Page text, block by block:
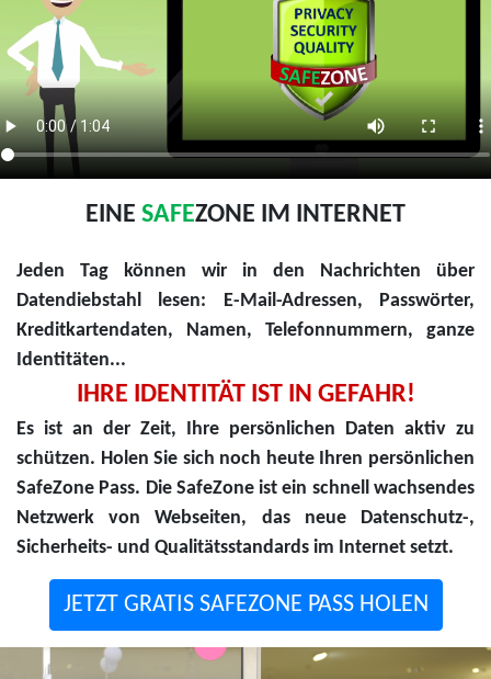
EINE SAFEZONE IM INTERNET
Jeden Tag können wir in den Nachrichten über
Datendiebstahl lesen: E-Mail-Adressen, Passwörter,
Kreditkartendaten, Namen, Telefonnummern, ganze
Identitäten...
IHRE IDENTITÄT IST IN GEFAHR!
Es ist an der Zeit, Ihre persönlichen Daten aktiv zu
schützen. Holen Sie sich noch heute Ihren persönlichen
SafeZone Pass. Die SafeZone ist ein schnell wachsendes
Netzwerk von Webseiten, das neue Datenschutz-,
Sicherheits- und Qualitätsstandards im Internet setzt.
JETZT GRATIS SAFEZONE PASS HOLEN